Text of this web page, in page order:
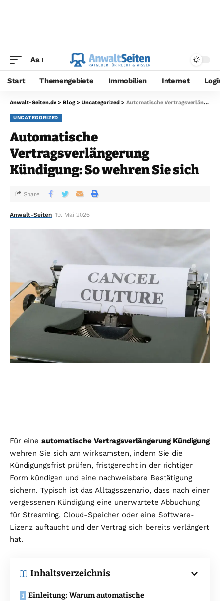
Aa
Start Themengebiete Immobilien Internet
Anwalt-Seiten.de > Blog > Uncategorized > Automatische Vertragsverlängerung Kündigung: So wehren Sie sich
UNCATEGORIZED
Automatische
Vertragsverlängerung
Kündigung: So wehren Sie sich
Anwalt-Seiten 19. Mai 2026
Share
Für eine automatische Vertragsverlängerung Kündigung
wehren Sie sich am wirksamsten, indem Sie die
Kündigungsfrist prüfen, fristgerecht in der richtigen
Form kündigen und eine nachweisbare Bestätigung
sichern. Typisch ist das Alltagsszenario, dass nach einer
vergessenen Kündigung eine unerwartete Abbuchung
für Streaming, Cloud-Speicher oder eine Software-
Lizenz auftaucht und der Vertrag sich bereits verlängert
hat.
Inhaltsverzeichnis
Einleitung: Warum automatische